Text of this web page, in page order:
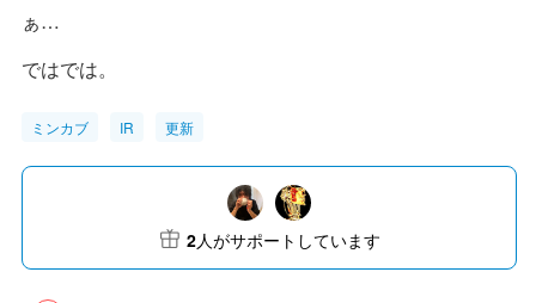
ぁ…
ではでは。
ミンカブ IR 更新
2人がサポートしています